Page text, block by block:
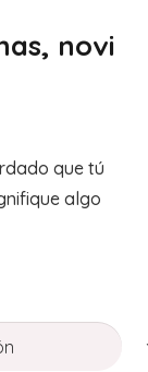
novi
que tú
algo